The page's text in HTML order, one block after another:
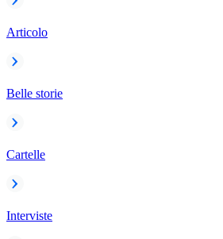
Articolo
Belle storie
Cartelle
Interviste